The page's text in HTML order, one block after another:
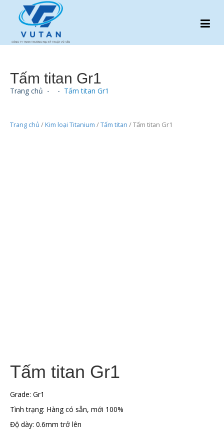
Tấm titan Gr1
Trang chủ - - Tấm titan Gr1
Trang chủ /Kim loại Titanium /Tấm titan / Tấm titan Gr1
Tấm titan Gr1
Grade: Gr1
Tình trạng: Hàng có sẵn, mới 100%
Độ dày: 0.6mm trở lên